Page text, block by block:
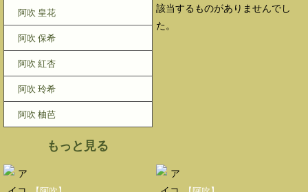
阿吹 皇花
阿吹 保希
阿吹 紅杏
阿吹 玲希
阿吹 柚芭
もっと見る
該当するものがありませんでし
た。